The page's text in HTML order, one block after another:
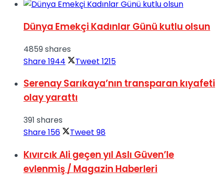
Dünya Emekçi Kadınlar Günü kutlu olsun
4859 shares
Share1944 Tweet 1215
Serenay Sarıkaya’nın transparan kıyafeti
olay yarattı
391 shares
Share156 Tweet 98
Kıvırcık Ali geçen yıl Aslı Güven’le
evlenmiş / Magazin Haberleri